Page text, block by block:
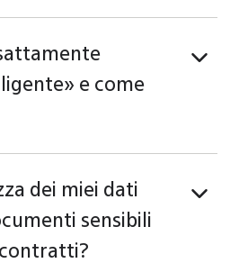
e come
dei miei dati
sensibili